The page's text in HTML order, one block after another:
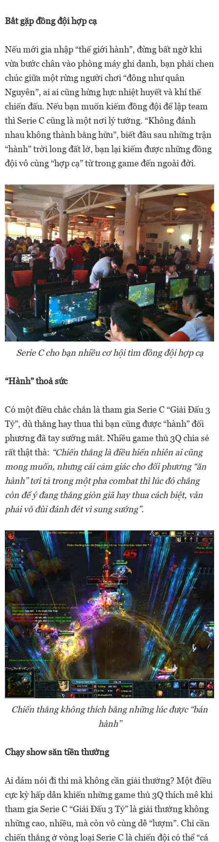
Bắt gặp đồng đội hợp cạ
Nếu mới gia nhập “thế giới hành”, đừng bất ngờ khi
vừa bước chân vào phòng máy ghi danh, bạn phải chen
chúc giữa một rừng người chơi “đông như quân
Nguyên”, ai ai cũng hừng hực nhiệt huyết và khí thế
chiến đấu. Nếu bạn muốn kiếm đồng đội để lập team
thì Serie C cũng là một nơi lý tưởng. “Không đánh
nhau không thành bằng hữu”, biết đâu sau những trận
“hành” trời long đất lở, bạn lại kiếm được những đồng
đội vô cùng “hợp cạ” từ trong game đến ngoài đời.
Serie C cho bạn nhiều cơ hội tìm đồng đội hợp cạ
“Hành” thoả sức
Có một điều chắc chắn là tham gia Serie C “Giải Đấu 3
Tỷ”, dù thắng hay thua thì bạn cũng được “hành” đối
phương đã tay sướng mắt. Nhiều game thủ 3Q chia sẻ
rất thật thà: “Chiến thắng là điều hiển nhiên ai cũng
mong muốn, nhưng cái cảm giác cho đối phương “ăn
hành” tơi tả trong một pha combat thì lúc đó chẳng
còn để ý đang thắng giòn giã hay thua cách biệt, vẫn
phải vỗ đùi đánh đét vì sung sướng”.
Chiến thắng không thích bằng những lúc được “bán
hành”
Chạy show săn tiền thưởng
Ai dám nói đi thi mà không cần giải thưởng? Một điều
cực kỳ hấp dẫn khiến những game thủ 3Q thích mê khi
tham gia Serie C “Giải Đấu 3 Tỷ” là giải thưởng không
những cao, nhiều, mà còn vô cùng dễ “lượm”. Chỉ cần
chiến thắng ở vòng loại Serie C là chiến đội có thể “cá